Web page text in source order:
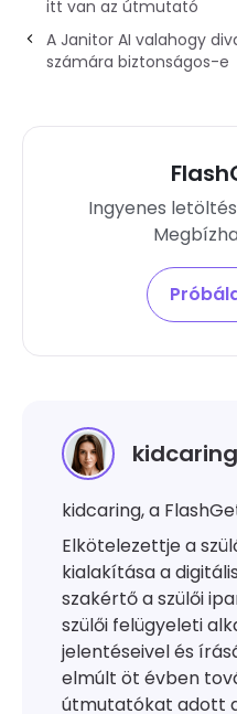
itt van az útmutató
A Janitor AI valahogy
számára biztonságos-e
Ingyenes
kidcaring
kidcaring, a
Elkötelezettje a
kialakítása a
szakértő a szülői
szülői felügyeleti
jelentéseivel és
elmúlt öt évben
útmutatókat adott